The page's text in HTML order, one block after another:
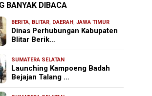
BANYAK DIBACA
BERITA, BLITAR, DAERAH ,JAWA TIMUR
Dinas Perhubungan Kabupaten
Blitar Berik…
SUMATERA SELATAN
Launching Kampoeng Badah
Bejajan Talang …